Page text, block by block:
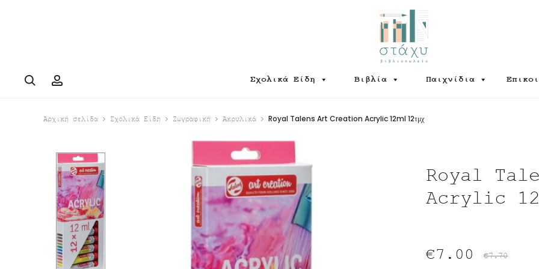
Search Σχολικά Είδη Βιβλία Παιχνίδια
Αρχική σελίδα Σχολικά Είδη Ζωγραφική Ακρυλικά Royal Talens Art Creation Acrylic 12ml 12τμχ
Royal
Acrylic
€7.70
Original
€7.00
Η